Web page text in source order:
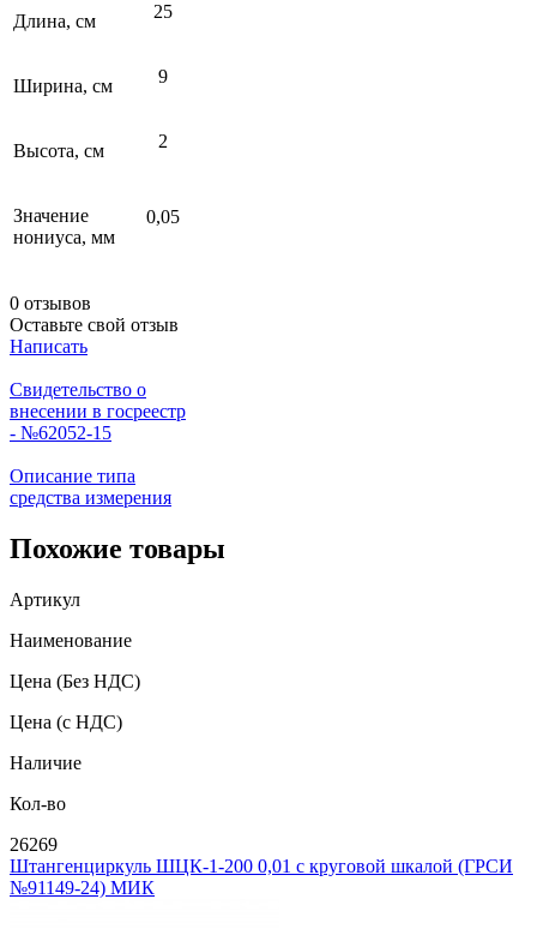
Длина, см 25
Ширина, см 9
Высота, см 2
Значение
нониуса, мм
0,05
0 отзывов
Оставьте свой отзыв
Написать
Свидетельство о
внесении в госреестр
- №62052-15
Описание типа
средства измерения
Похожие товары
Артикул
Наименование
Цена (Без НДС)
Цена (с НДС)
Наличие
Кол-во
26269
Штангенциркуль ШЦК-1-200 0,01 с круговой шкалой (ГРСИ
№91149-24) МИК